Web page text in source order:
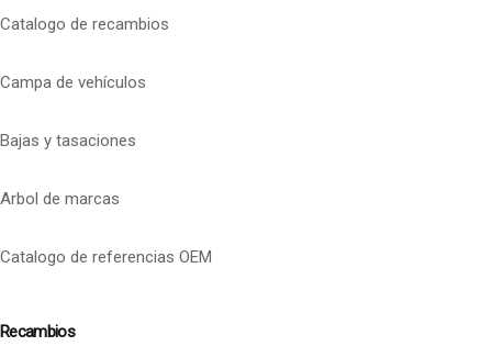
Catalogo de recambios
Campa de vehículos
Bajas y tasaciones
Arbol de marcas
Catalogo de referencias OEM
Recambios